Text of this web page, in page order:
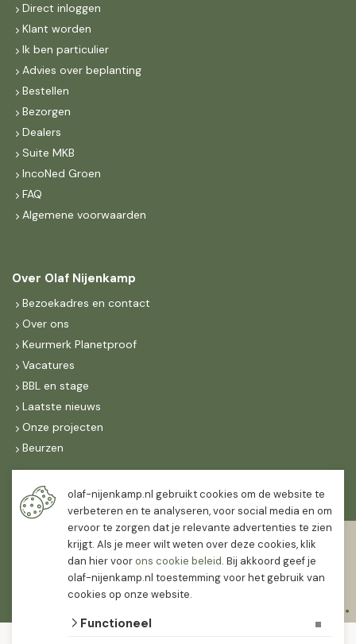
Direct inloggen
Klant worden
Ik ben particulier
Advies over beplanting
Bestellen
Bezorgen
Dealers
Suite MKB
IncoNed Groen
FAQ
Algemene voorwaarden
Over Olaf Nijenkamp
Bezoekadres en contact
Over ons
Keurmerk Planetproof
Vacatures
BBL en stage
Laatste nieuws
Onze projecten
Beurzen
Maandag t/m vrijdag
07:30-
16:30
12:00
olaf-nijenkamp.nl gebruikt cookies om de website te
verbeteren en te analyseren, voor social media en om
ervoor te zorgen dat je relevante advertenties te zien
krijgt. Als je meer wilt weten over deze cookies, klik
dan hier voorons cookie beleid. Bij akkoord geef je
olaf-nijenkamp.nl toestemming voor het gebruik van
cookies op onze website.
Functioneel